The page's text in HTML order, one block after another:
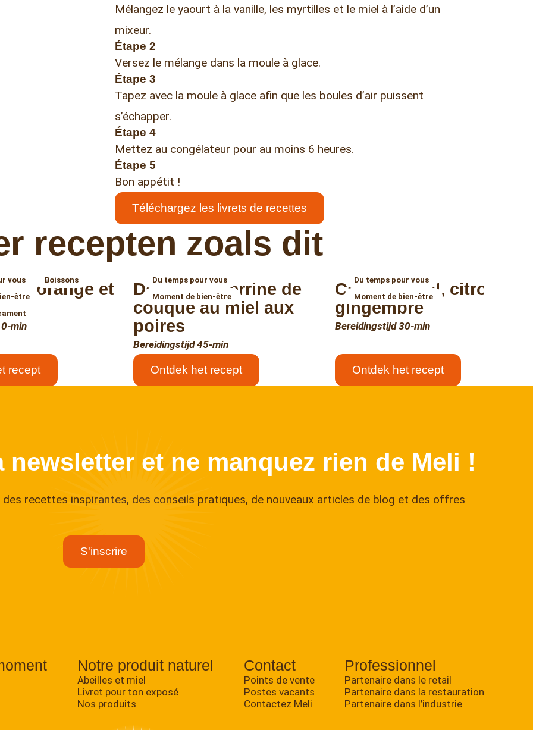
Mélangez le yaourt à la vanille, les myrtilles et le miel à l’aide d’un
mixeur.
Étape 2
Versez le mélange dans la moule à glace.
Étape 3
Tapez avec la moule à glace afin que les boules d’air puissent
s’échapper.
Étape 4
Mettez au congélateur pour au moins 6 heures.
Étape 5
Bon appétit !
Téléchargez les livrets de recettes
recepten zoals dit
orange et
min
recept
vous
Boissons
être
Délicieuse terrine de
couque au miel aux
poires
Bereidingstijd 45-min
Ontdek het recept
Du temps pour vous
Moment de bien-être
Cake au miel, citron et
gingembre
Bereidingstijd 30-min
Ontdek het recept
Du temps pour vous
Moment de bien-être
et ne manquez rien de Meli !
recettes inspirantes, des conseils pratiques, de nouveaux articles de blog et des offres
Notre produit naturel
Abeilles et miel
Livret pour ton exposé
Nos produits
Contact
Points de vente
Postes vacants
Contactez Meli
Professionnel
Partenaire dans le retail
Partenaire dans la restauration
Partenaire dans l’industrie